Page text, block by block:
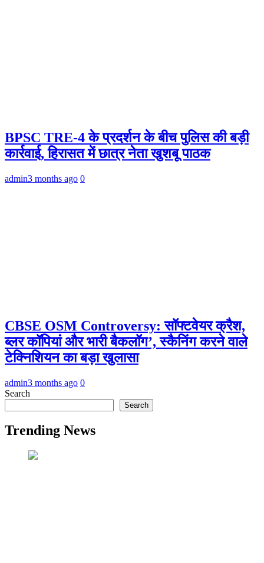
BPSC TRE-4 के प्रदर्शन के बीच पुलिस की बड़ी
कार्रवाई, हिरासत में छात्र नेता खुशबू पाठक
admin3 months ago 0
CBSE OSM Controversy: सॉफ्टवेयर क्रैश,
ब्लर कॉपियां और भारी बैकलॉग’, स्कैनिंग करने वाले
टेक्निशियन का बड़ा खुलासा
admin3 months ago 0
Search
Search
Trending News